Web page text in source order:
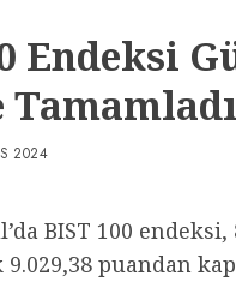
Endeksi
Tamamladı
2024
BIST 100 endeksi,
puandan